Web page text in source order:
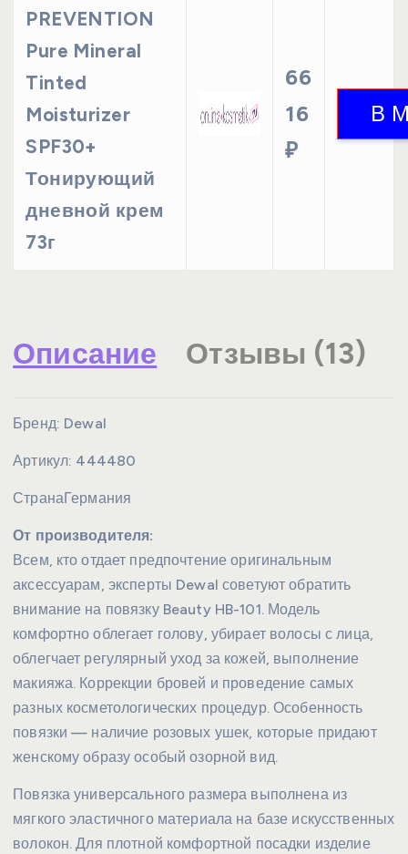
PREVENTION
Pure Mineral
Tinted
Moisturizer
SPF30+
Тонирующий
дневной крем
73г
66
16
₽
Описание Отзывы (13)
Бренд: Dewal
Артикул: 444480
СтранаГермания
От производителя:
Всем, кто отдает предпочтение оригинальным
аксессуарам, эксперты Dewal советуют обратить
внимание на повязку Beauty HB-101. Модель
комфортно облегает голову, убирает волосы с лица,
облегчает регулярный уход за кожей, выполнение
макияжа. Коррекции бровей и проведение самых
разных косметологических процедур. Особенность
повязки — наличие розовых ушек, которые придают
женскому образу особый озорной вид.
Повязка универсального размера выполнена из
мягкого эластичного материала на базе искусственных
волокон. Для плотной комфортной посадки изделие